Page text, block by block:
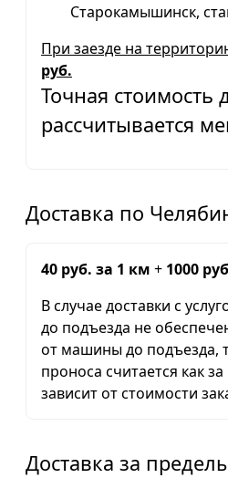
Старокамышинск,
При заезде на
руб.
Точная стоимость
рассчитывается
Доставка по
40 руб. за 1 км + 1000
В случае доставки с
до подъезда не
от машины до подъезда,
проноса считается как
зависит от стоимости
Доставка за